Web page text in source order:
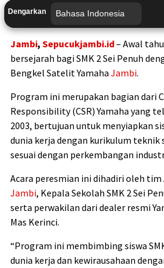
Dengarkan
Jambi, Sepucukjambi.id– Awal
bersejarah bagi SMK 2 Sei Penuh
Bengkel Satelit Yamaha Jambi.
Program ini merupakan bagian dari
Responsibility (CSR) Yamaha yang
2003, bertujuan untuk menyiapkan
dunia kerja dengan kurikulum teknik
sesuai dengan perkembangan
Acara peresmian ini dihadiri oleh tim
Jambi, Kepala Sekolah SMK 2 Sei
serta perwakilan dari dealer resmi
Mas Kerinci.
“Program ini membimbing siswa
dunia kerja dan kewirausahaan